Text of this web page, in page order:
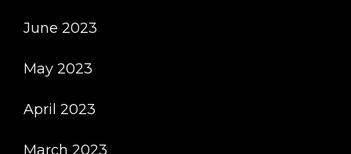
June 2023
May 2023
April 2023
March 2023